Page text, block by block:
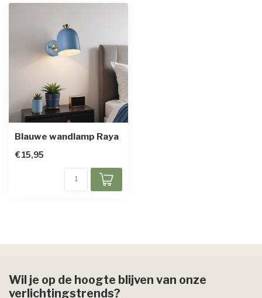
Blauwe wandlamp Raya
€15,95
Wil je op de hoogte blijven van onze
verlichtingstrends?